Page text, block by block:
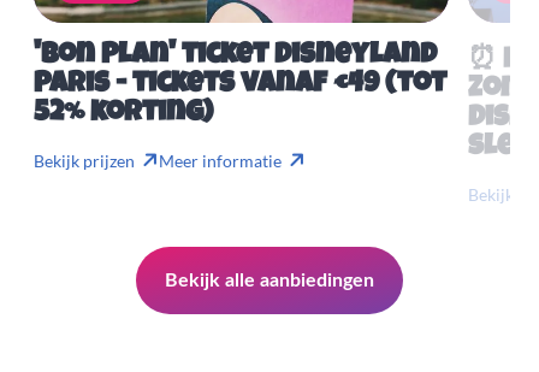
'Bon Plan' ticket Disneyland
Paris - tickets vanaf €49 (tot
52% korting)
Bekijk prijzen Meer informatie
⏰
Bekijk
Bekijk alle aanbiedingen